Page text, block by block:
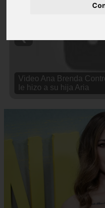
Video Ana Brenda
le hizo a su hija Aria